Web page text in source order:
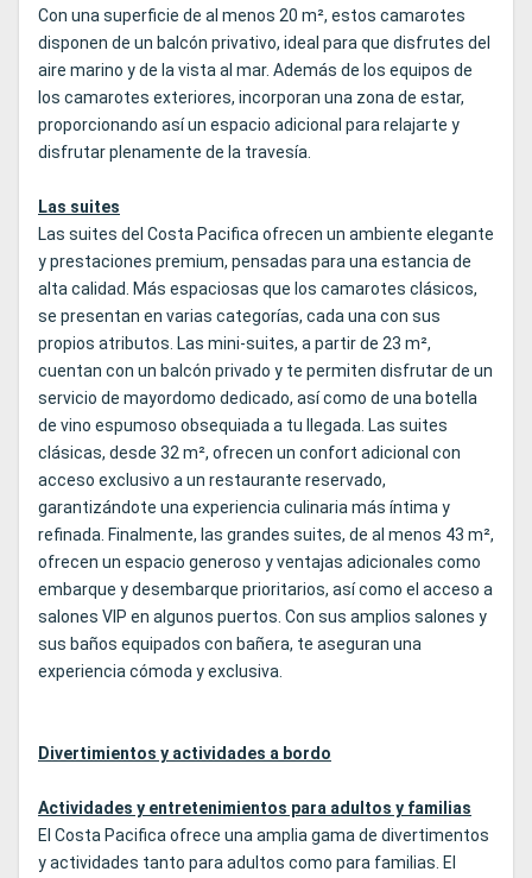
Con una superficie de al menos 20 m², estos camarotes
disponen de un balcón privativo, ideal para que disfrutes del
aire marino y de la vista al mar. Además de los equipos de
los camarotes exteriores, incorporan una zona de estar,
proporcionando así un espacio adicional para relajarte y
disfrutar plenamente de la travesía.
Las suites
Las suites del Costa Pacifica ofrecen un ambiente elegante
y prestaciones premium, pensadas para una estancia de
alta calidad. Más espaciosas que los camarotes clásicos,
se presentan en varias categorías, cada una con sus
propios atributos. Las mini-suites, a partir de 23 m²,
cuentan con un balcón privado y te permiten disfrutar de un
servicio de mayordomo dedicado, así como de una botella
de vino espumoso obsequiada a tu llegada. Las suites
clásicas, desde 32 m², ofrecen un confort adicional con
acceso exclusivo a un restaurante reservado,
garantizándote una experiencia culinaria más íntima y
refinada. Finalmente, las grandes suites, de al menos 43 m²,
ofrecen un espacio generoso y ventajas adicionales como
embarque y desembarque prioritarios, así como el acceso a
salones VIP en algunos puertos. Con sus amplios salones y
sus baños equipados con bañera, te aseguran una
experiencia cómoda y exclusiva.
Divertimientos y actividades a bordo
Actividades y entretenimientos para adultos y familias
El Costa Pacifica ofrece una amplia gama de divertimentos
y actividades tanto para adultos como para familias. El